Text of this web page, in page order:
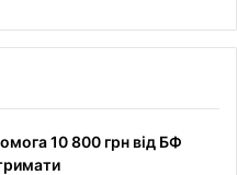
10 800 грн від БФ